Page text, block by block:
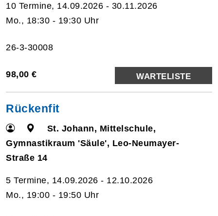
10 Termine, 14.09.2026 - 30.11.2026
Mo., 18:30 - 19:30 Uhr
26-3-30008
98,00 € WARTELISTE
Rückenfit
St. Johann, Mittelschule,
Gymnastikraum 'Säule', Leo-Neumayer-
Straße 14
5 Termine, 14.09.2026 - 12.10.2026
Mo., 19:00 - 19:50 Uhr